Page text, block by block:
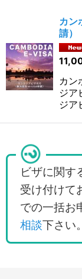
カン
請）
カン
ジア
ジア
ビザに関す
受け付けて
での一括お
相談下さい。